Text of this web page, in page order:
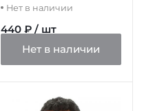
Нет в наличии
440 ₽ / шт
Нет в наличии